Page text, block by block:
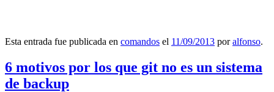
Esta entrada fue publicada en comandos el 11/09/2013 poralfonso.
6 motivos por los que git no es un sistema
de backup